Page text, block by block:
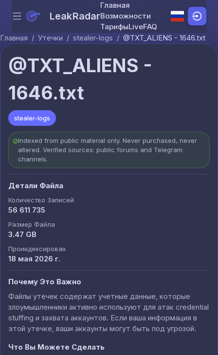
Skip to content
Menu LeakRadar
Главная
Возможности
ТарифыLiveFAQ
Главная / Утечки / stealer-logs / @TXT_ALIENS - 1646.txt
@TXT_ALIENS -
1646.txt
stealer-logs
Indexed from public material only. Never purchased, never
altered. Verified sources: public forums and Telegram
channels.
Детали Файла
Количество Записей
56 611 735
Размер Файла
3.47 GB
Проиндексирован
18 мая 2026 г.
Почему Это Важно
Файлы утечек содержат учетные данные, которые
злоумышленники активно используют для атак credential
stuffing и захвата аккаунтов. Если ваша информация в
этой утечке, ваши аккаунты могут быть под угрозой.
Что Вы Можете Сделать